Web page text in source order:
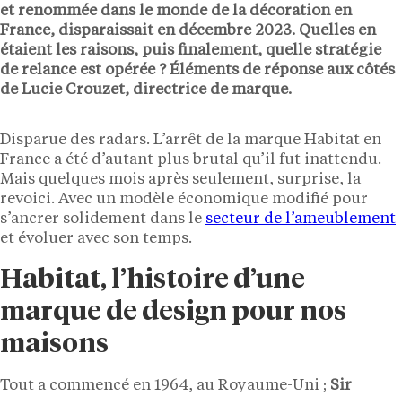
et renommée dans le monde de la décoration en
France, disparaissait en décembre 2023. Quelles en
étaient les raisons, puis finalement, quelle stratégie
de relance est opérée ? Éléments de réponse aux côtés
de Lucie Crouzet, directrice de marque.
Disparue des radars. L’arrêt de la marque Habitat en
France a été d’autant plus brutal qu’il fut inattendu.
Mais quelques mois après seulement, surprise, la
revoici. Avec un modèle économique modifié pour
s’ancrer solidement dans le secteur de l’ameublement
et évoluer avec son temps.
Habitat, l’histoire d’une
marque de design pour nos
maisons
Tout a commencé en 1964, au Royaume-Uni ; Sir